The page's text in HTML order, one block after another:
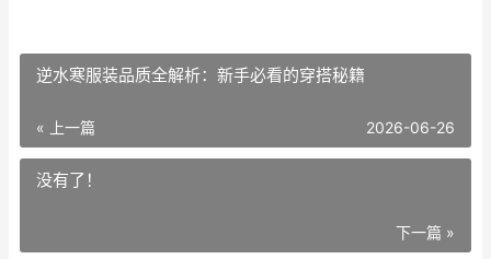
逆水寒服装品质全解析：新手必看的穿搭秘籍
« 上一篇 2026-06-26
没有了！
下一篇 »